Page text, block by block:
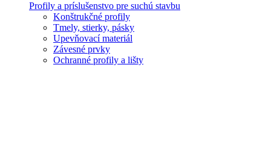
Profily a príslušenstvo pre suchú stavbu
Konštrukčné profily
Tmely, stierky, pásky
Upevňovací materiál
Závesné prvky
Ochranné profily a lišty